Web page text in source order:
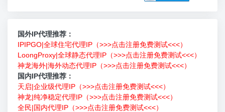
国外IP代理推荐：
IPIPGO|全球住宅代理IP（>>>点击注册免费测试<<<）
LoongProxy|全球静态代理IP（>>>点击注册免费测试<<<）
神龙海外|海外动态代理IP（>>>点击注册免费测试<<<）
国内IP代理推荐：
天启|企业级代理IP（>>>点击注册免费测试<<<）
神龙|纯净稳定代理IP（>>>点击注册免费测试<<<）
全民|国内代理IP（>>>点击注册免费测试<<<）